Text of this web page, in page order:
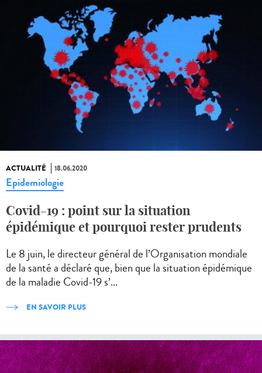
ACTUALITÉ 18.06.2020
Epidemiologie
Covid-19 : point sur la situation
épidémique et pourquoi rester prudents
Le 8 juin, le directeur général de l’Organisation mondiale
de la santé a déclaré que, bien que la situation épidémique
de la maladie Covid-19 s’...
EN SAVOIR PLUS